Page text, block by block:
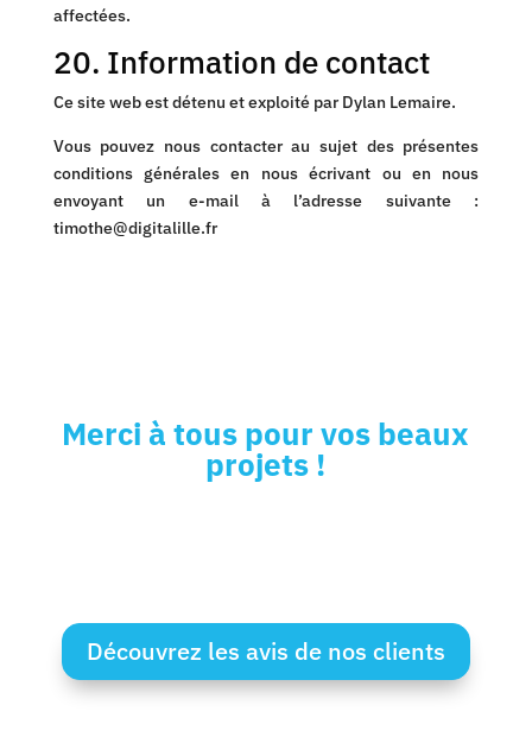
affectées.
20. Information de contact
Ce site web est détenu et exploité par Dylan Lemaire.
Vous pouvez nous contacter au sujet des présentes
conditions générales en nous écrivant ou en nous
envoyant un e-mail à l’adresse suivante :
timothe@digitalille.fr
Merci à tous pour vos beaux
projets !
Découvrez les avis de nos clients